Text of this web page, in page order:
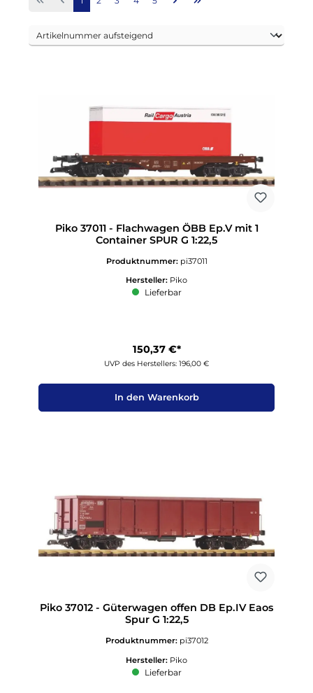
Piko 37011 - Flachwagen ÖBB Ep.V mit 1
Container SPUR G 1:22,5
Produktnummer: pi37011
Hersteller: Piko
Lieferbar
150,37 €*
UVP des Herstellers: 196,00 €
In den Warenkorb
Piko 37012 - Güterwagen offen DB Ep.IV Eaos
Spur G 1:22,5
Produktnummer: pi37012
Hersteller: Piko
Lieferbar